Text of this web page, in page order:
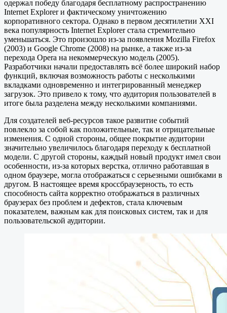
одержал победу благодаря бесплатному распространению
Internet Explorer и фактическому уничтожению
корпоративного сектора. Однако в первом десятилетии XXI
века популярность Internet Explorer стала стремительно
уменьшаться. Это произошло из-за появления Mozilla Firefox
(2003) и Google Chrome (2008) на рынке, а также из-за
перехода Opera на некоммерческую модель (2005).
Разработчики начали предоставлять всё более широкий набор
функций, включая возможность работы с несколькими
вкладками одновременно и интегрированный менеджер
загрузок. Это привело к тому, что аудитория пользователей в
итоге была разделена между несколькими компаниями.
Для создателей веб-ресурсов такое развитие событий
повлекло за собой как положительные, так и отрицательные
изменения. С одной стороны, общее покрытие аудитории
значительно увеличилось благодаря переходу к бесплатной
модели. С другой стороны, каждый новый продукт имел свои
особенности, из-за которых верстка, отлично работавшая в
одном браузере, могла отображаться с серьезными ошибками в
другом. В настоящее время кроссбраузерность, то есть
способность сайта корректно отображаться в различных
браузерах без проблем и дефектов, стала ключевым
показателем, важным как для поисковых систем, так и для
пользовательской аудитории.